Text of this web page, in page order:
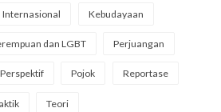
Internasional Kebudayaan
dan LGBT Perjuangan
Perspektif Pojok Reportase
Teori